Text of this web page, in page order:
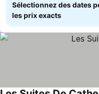
Sélectionnez des dates
les prix exacts